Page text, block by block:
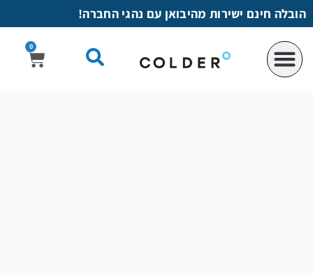
לתוכן
הובלה חינם ישירות מהיבואן עם נהגי החברה!
0